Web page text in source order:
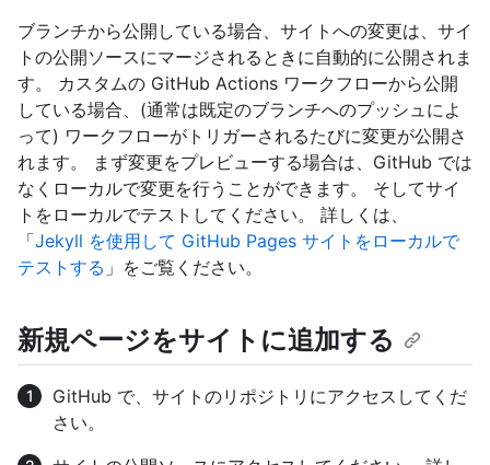
ブランチから公開している場合、サイトへの変更は、サイ
トの公開ソースにマージされるときに自動的に公開されま
す。 カスタムの GitHub Actions ワークフローから公開
している場合、(通常は既定のブランチへのプッシュによ
って) ワークフローがトリガーされるたびに変更が公開さ
れます。 まず変更をプレビューする場合は、GitHub では
なくローカルで変更を行うことができます。 そしてサイ
トをローカルでテストしてください。 詳しくは、
「Jekyll を使用して GitHub Pages サイトをローカルで
テストする 」をご覧ください。
新規ページをサイトに追加する
GitHub で、サイトのリポジトリにアクセスしてくだ
さい。